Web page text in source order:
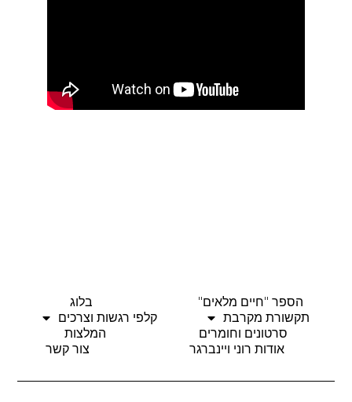
הספר "חיים מלאים"
בלוג
תקשורת מקרבת
קלפי רגשות וצרכים
סרטונים וחומרים
המלצות
אודות רוני ויינברגר
צור קשר